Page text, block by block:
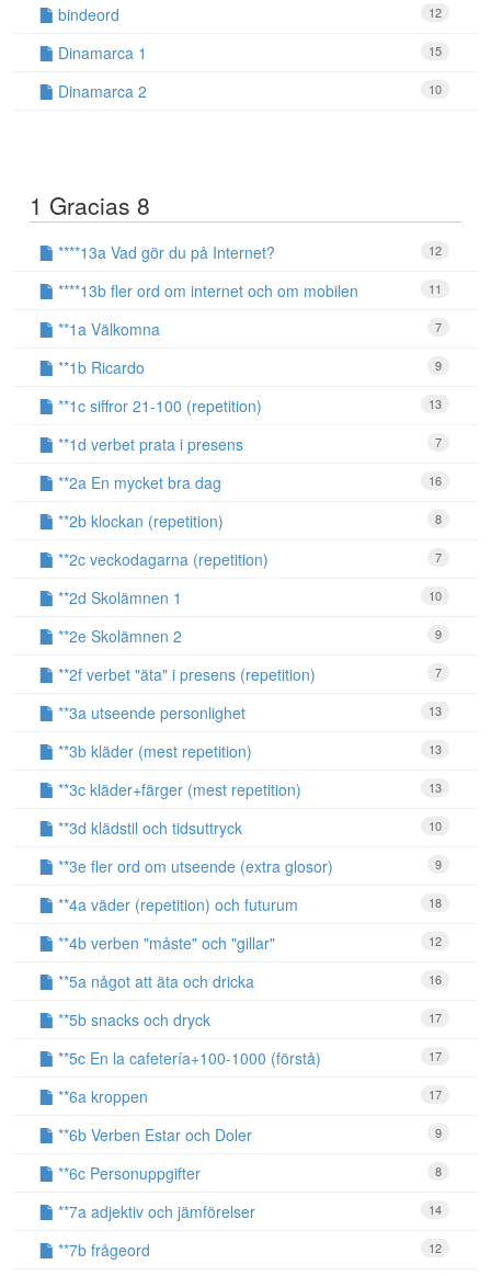
12
bindeord
15
Dinamarca 1
10
Dinamarca 2
1 Gracias 8
12
****13a Vad gör du på Internet?
11
****13b fler ord om internet och om mobilen
7
**1a Välkomna
9
**1b Ricardo
13
**1c siffror 21-100 (repetition)
7
**1d verbet prata i presens
16
**2a En mycket bra dag
8
**2b klockan (repetition)
7
**2c veckodagarna (repetition)
10
**2d Skolämnen 1
9
**2e Skolämnen 2
7
**2f verbet "äta" i presens (repetition)
13
**3a utseende personlighet
13
**3b kläder (mest repetition)
13
**3c kläder+färger (mest repetition)
10
**3d klädstil och tidsuttryck
9
**3e fler ord om utseende (extra glosor)
18
**4a väder (repetition) och futurum
12
**4b verben "måste" och "gillar"
16
**5a något att äta och dricka
17
**5b snacks och dryck
17
**5c En la cafetería+100-1000 (förstå)
17
**6a kroppen
9
**6b Verben Estar och Doler
8
**6c Personuppgifter
14
**7a adjektiv och jämförelser
12
**7b frågeord